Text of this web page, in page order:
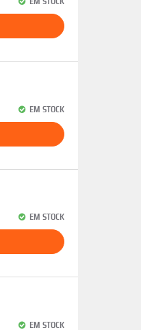
EM STOCK
EM STOCK
EM STOCK
EM STOCK